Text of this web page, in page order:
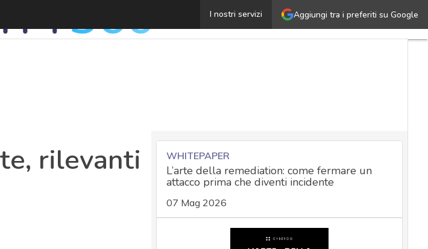
Aggiungi tra i preferiti su Google
I nostri servizi
Rischio cyber: minacce temute, rilevanti danni
rilevanti
WHITEPAPER
L’arte della remediation: come fermare un
attacco prima che diventi incidente
07 Mag 2026